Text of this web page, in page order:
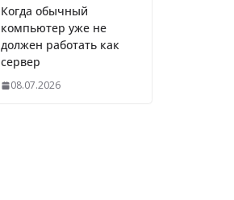
Когда обычный
компьютер уже не
должен работать как
сервер
08.07.2026